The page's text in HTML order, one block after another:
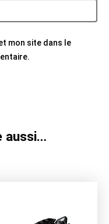
mon site dans le
aussi…